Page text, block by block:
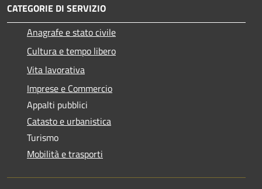
CATEGORIE DI SERVIZIO
Anagrafe e stato civile
Cultura e tempo libero
Vita lavorativa
Imprese e Commercio
Appalti pubblici
Catasto e urbanistica
Turismo
Mobilità e trasporti